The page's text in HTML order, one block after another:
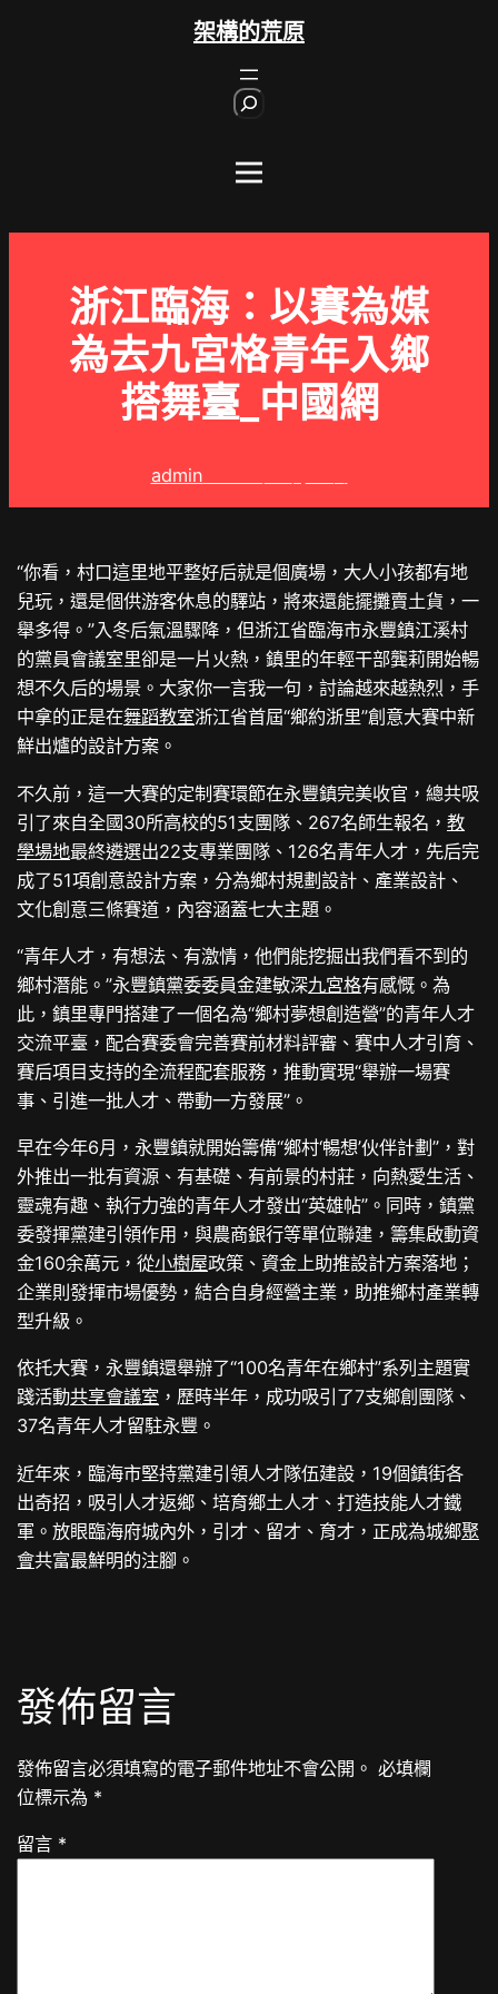
架構的荒原
浙江臨海：以賽為媒
為去九宮格青年入鄉
搭舞臺_中國網
admin
“你看，村口這里地平整好后就是個廣場，大人小孩都有地
兒玩，還是個供游客休息的驛站，將來還能擺攤賣土貨，一
舉多得。”入冬后氣溫驟降，但浙江省臨海市永豐鎮江溪村
的黨員會議室里卻是一片火熱，鎮里的年輕干部龔莉開始暢
想不久后的場景。大家你一言我一句，討論越來越熱烈，手
中拿的正是在舞蹈教室浙江省首屆“鄉約浙里”創意大賽中新
鮮出爐的設計方案。
不久前，這一大賽的定制賽環節在永豐鎮完美收官，總共吸
引了來自全國30所高校的51支團隊、267名師生報名，教
學場地最終遴選出22支專業團隊、126名青年人才，先后完
成了51項創意設計方案，分為鄉村規劃設計、產業設計、
文化創意三條賽道，內容涵蓋七大主題。
“青年人才，有想法、有激情，他們能挖掘出我們看不到的
鄉村潛能。”永豐鎮黨委委員金建敏深九宮格有感慨。為
此，鎮里專門搭建了一個名為“鄉村夢想創造營”的青年人才
交流平臺，配合賽委會完善賽前材料評審、賽中人才引育、
賽后項目支持的全流程配套服務，推動實現“舉辦一場賽
事、引進一批人才、帶動一方發展”。
早在今年6月，永豐鎮就開始籌備“鄉村‘暢想’伙伴計劃”，對
外推出一批有資源、有基礎、有前景的村莊，向熱愛生活、
靈魂有趣、執行力強的青年人才發出“英雄帖”。同時，鎮黨
委發揮黨建引領作用，與農商銀行等單位聯建，籌集啟動資
金160余萬元，從小樹屋政策、資金上助推設計方案落地；
企業則發揮市場優勢，結合自身經營主業，助推鄉村產業轉
型升級。
依托大賽，永豐鎮還舉辦了“100名青年在鄉村”系列主題實
踐活動共享會議室 ，歷時半年，成功吸引了7支鄉創團隊、
37名青年人才留駐永豐。
近年來，臨海市堅持黨建引領人才隊伍建設，19個鎮街各
出奇招，吸引人才返鄉、培育鄉土人才、打造技能人才鐵
軍。放眼臨海府城內外，引才、留才、育才，正成為城鄉聚
會共富最鮮明的注腳。
發佈留言
發佈留言必須填寫的電子郵件地址不會公開。 必填欄
位標示為 *
留言 *